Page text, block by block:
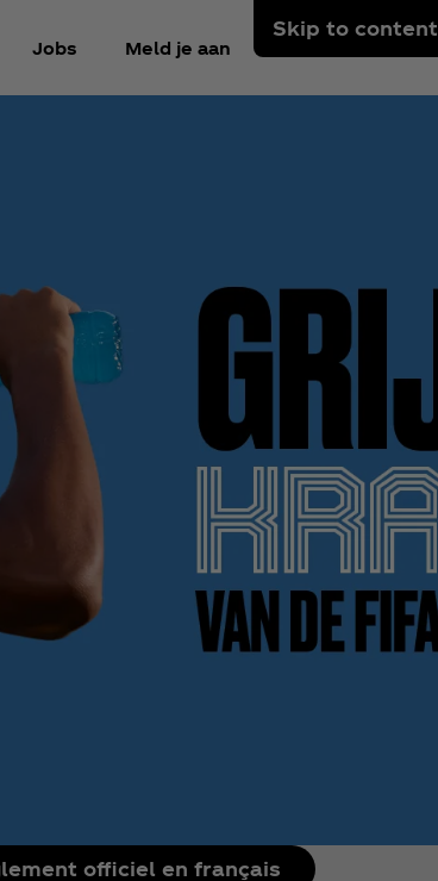
Skip to content
Jobs Meld je aan
officiel en français